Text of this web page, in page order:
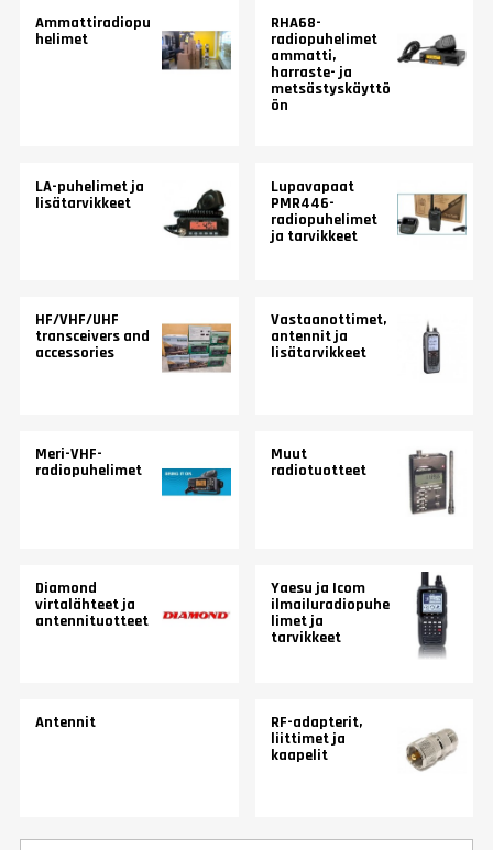
Ammattiradiopu
helimet
RHA68-
radiopuhelimet
ammatti,
harraste- ja
metsästyskäyttö
ön
LA-puhelimet ja
lisätarvikkeet
Lupavapaat
PMR446-
radiopuhelimet
ja tarvikkeet
HF/VHF/UHF
transceivers and
accessories
Vastaanottimet,
antennit ja
lisätarvikkeet
Meri-VHF-
radiopuhelimet
Muut
radiotuotteet
Diamond
virtalähteet ja
antennituotteet
Yaesu ja Icom
ilmailuradiopuhe
limet ja
tarvikkeet
Antennit
RF-adapterit,
liittimet ja
kaapelit